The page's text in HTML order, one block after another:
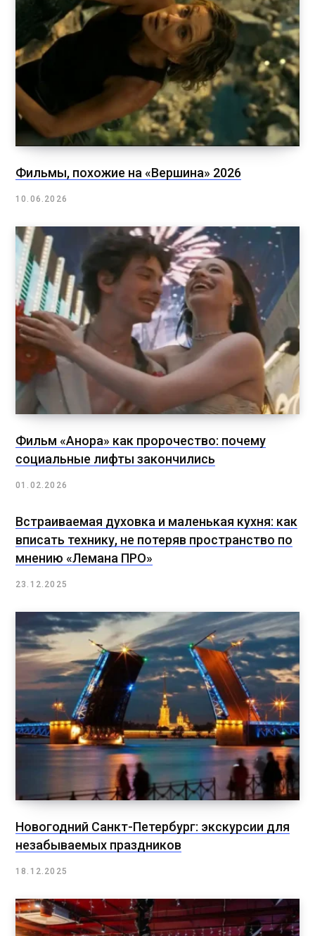
Фильмы, похожие на «Вершина» 2026
10.06.2026
Фильм «Анора» как пророчество: почему
социальные лифты закончились
01.02.2026
Встраиваемая духовка и маленькая кухня: как
вписать технику, не потеряв пространство по
мнению «Лемана ПРО»
23.12.2025
Новогодний Санкт-Петербург: экскурсии для
незабываемых праздников
18.12.2025